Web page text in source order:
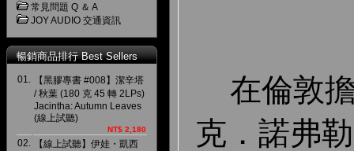
常見問題 Q ＆ A
JOY AUDIO 交通資訊
暢銷商品排行 Best Sellers
01.
【黑膠專書 #008】潔辛塔
/ 秋葉 (180 克 45 轉 2LPs)
Jacintha: Autumn Leaves
(線上試聽)
NT$ 2,180
02.
【線上試聽】伊娃・凱西
在倫敦
克．諾弗